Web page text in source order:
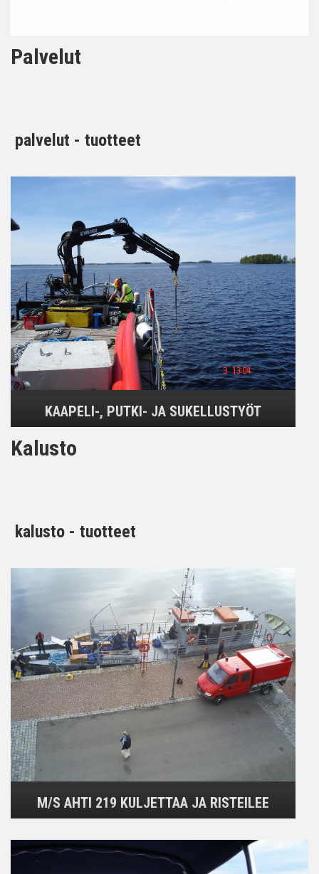
Palvelut
palvelut - tuotteet
KAAPELI-, PUTKI- JA SUKELLUSTYÖT
Kalusto
kalusto - tuotteet
M/S AHTI 219 KULJETTAA JA RISTEILEE